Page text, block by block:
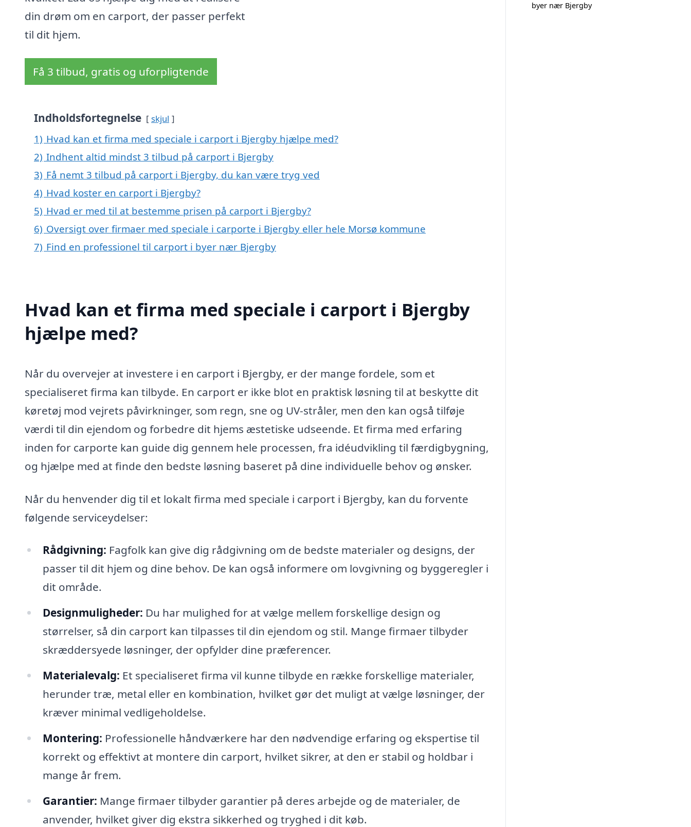
din drøm om en carport, der passer perfekt
til dit hjem.
Få 3 tilbud, gratis og uforpligtende
Indholdsfortegnelse skjul
1) Hvad kan et firma med speciale i carport i Bjergby hjælpe med?
2) Indhent altid mindst 3 tilbud på carport i Bjergby
3) Få nemt 3 tilbud på carport i Bjergby, du kan være tryg ved
4) Hvad koster en carport i Bjergby?
5) Hvad er med til at bestemme prisen på carport i Bjergby?
6) Oversigt over firmaer med speciale i carporte i Bjergby eller hele Morsø kommune
7) Find en professionel til carport i byer nær Bjergby
Hvad kan et firma med speciale i carport i Bjergby
hjælpe med?
Når du overvejer at investere i en carport i Bjergby, er der mange fordele, som et
specialiseret firma kan tilbyde. En carport er ikke blot en praktisk løsning til at beskytte dit
køretøj mod vejrets påvirkninger, som regn, sne og UV-stråler, men den kan også tilføje
værdi til din ejendom og forbedre dit hjems æstetiske udseende. Et firma med erfaring
inden for carporte kan guide dig gennem hele processen, fra idéudvikling til færdigbygning,
og hjælpe med at finde den bedste løsning baseret på dine individuelle behov og ønsker.
Når du henvender dig til et lokalt firma med speciale i carport i Bjergby, kan du forvente
følgende serviceydelser:
Rådgivning: Fagfolk kan give dig rådgivning om de bedste materialer og designs, der
passer til dit hjem og dine behov. De kan også informere om lovgivning og byggeregler i
dit område.
Designmuligheder: Du har mulighed for at vælge mellem forskellige design og
størrelser, så din carport kan tilpasses til din ejendom og stil. Mange firmaer tilbyder
skræddersyede løsninger, der opfylder dine præferencer.
Materialevalg: Et specialiseret firma vil kunne tilbyde en række forskellige materialer,
herunder træ, metal eller en kombination, hvilket gør det muligt at vælge løsninger, der
kræver minimal vedligeholdelse.
Montering: Professionelle håndværkere har den nødvendige erfaring og ekspertise til
korrekt og effektivt at montere din carport, hvilket sikrer, at den er stabil og holdbar i
mange år frem.
Garantier: Mange firmaer tilbyder garantier på deres arbejde og de materialer, de
anvender, hvilket giver dig ekstra sikkerhed og tryghed i dit køb.
byer nær Bjergby